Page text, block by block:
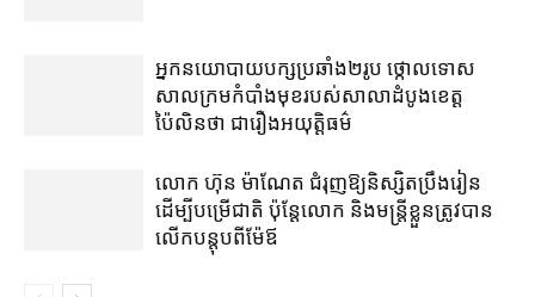
អ្នកនយោបាយ​បក្ស​ប្រឆាំង​២​រូប ថ្កោលទោស​
សាលក្រម​កំបាំងមុខ​របស់​សាលាដំបូង​ខេត្ត​
ប៉ៃលិន​ថា ជា​រឿង​អយុត្តិធម៌
លោក ហ៊ុន ម៉ាណែត ជំរុញ​ឱ្យ​និស្សិត​ប្រឹងរៀន​
ដើម្បី​បម្រើ​ជាតិ ប៉ុន្តែ​លោក និង​មន្ត្រី​​ខ្លួន​ត្រូវ​បាន​
លើក​បន្តុប​ពី​ម៉ែឪ